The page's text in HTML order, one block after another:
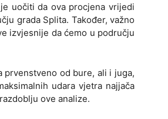
uočiti da ova procjena vrijedi
grada Splita. Također, važno
izvjesnije da ćemo u području
od bure, ali i juga,
udara vjetra najjača
ove analize.